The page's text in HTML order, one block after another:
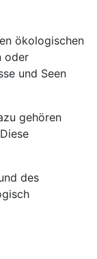
ökologischen
oder
und Seen
gehören
des